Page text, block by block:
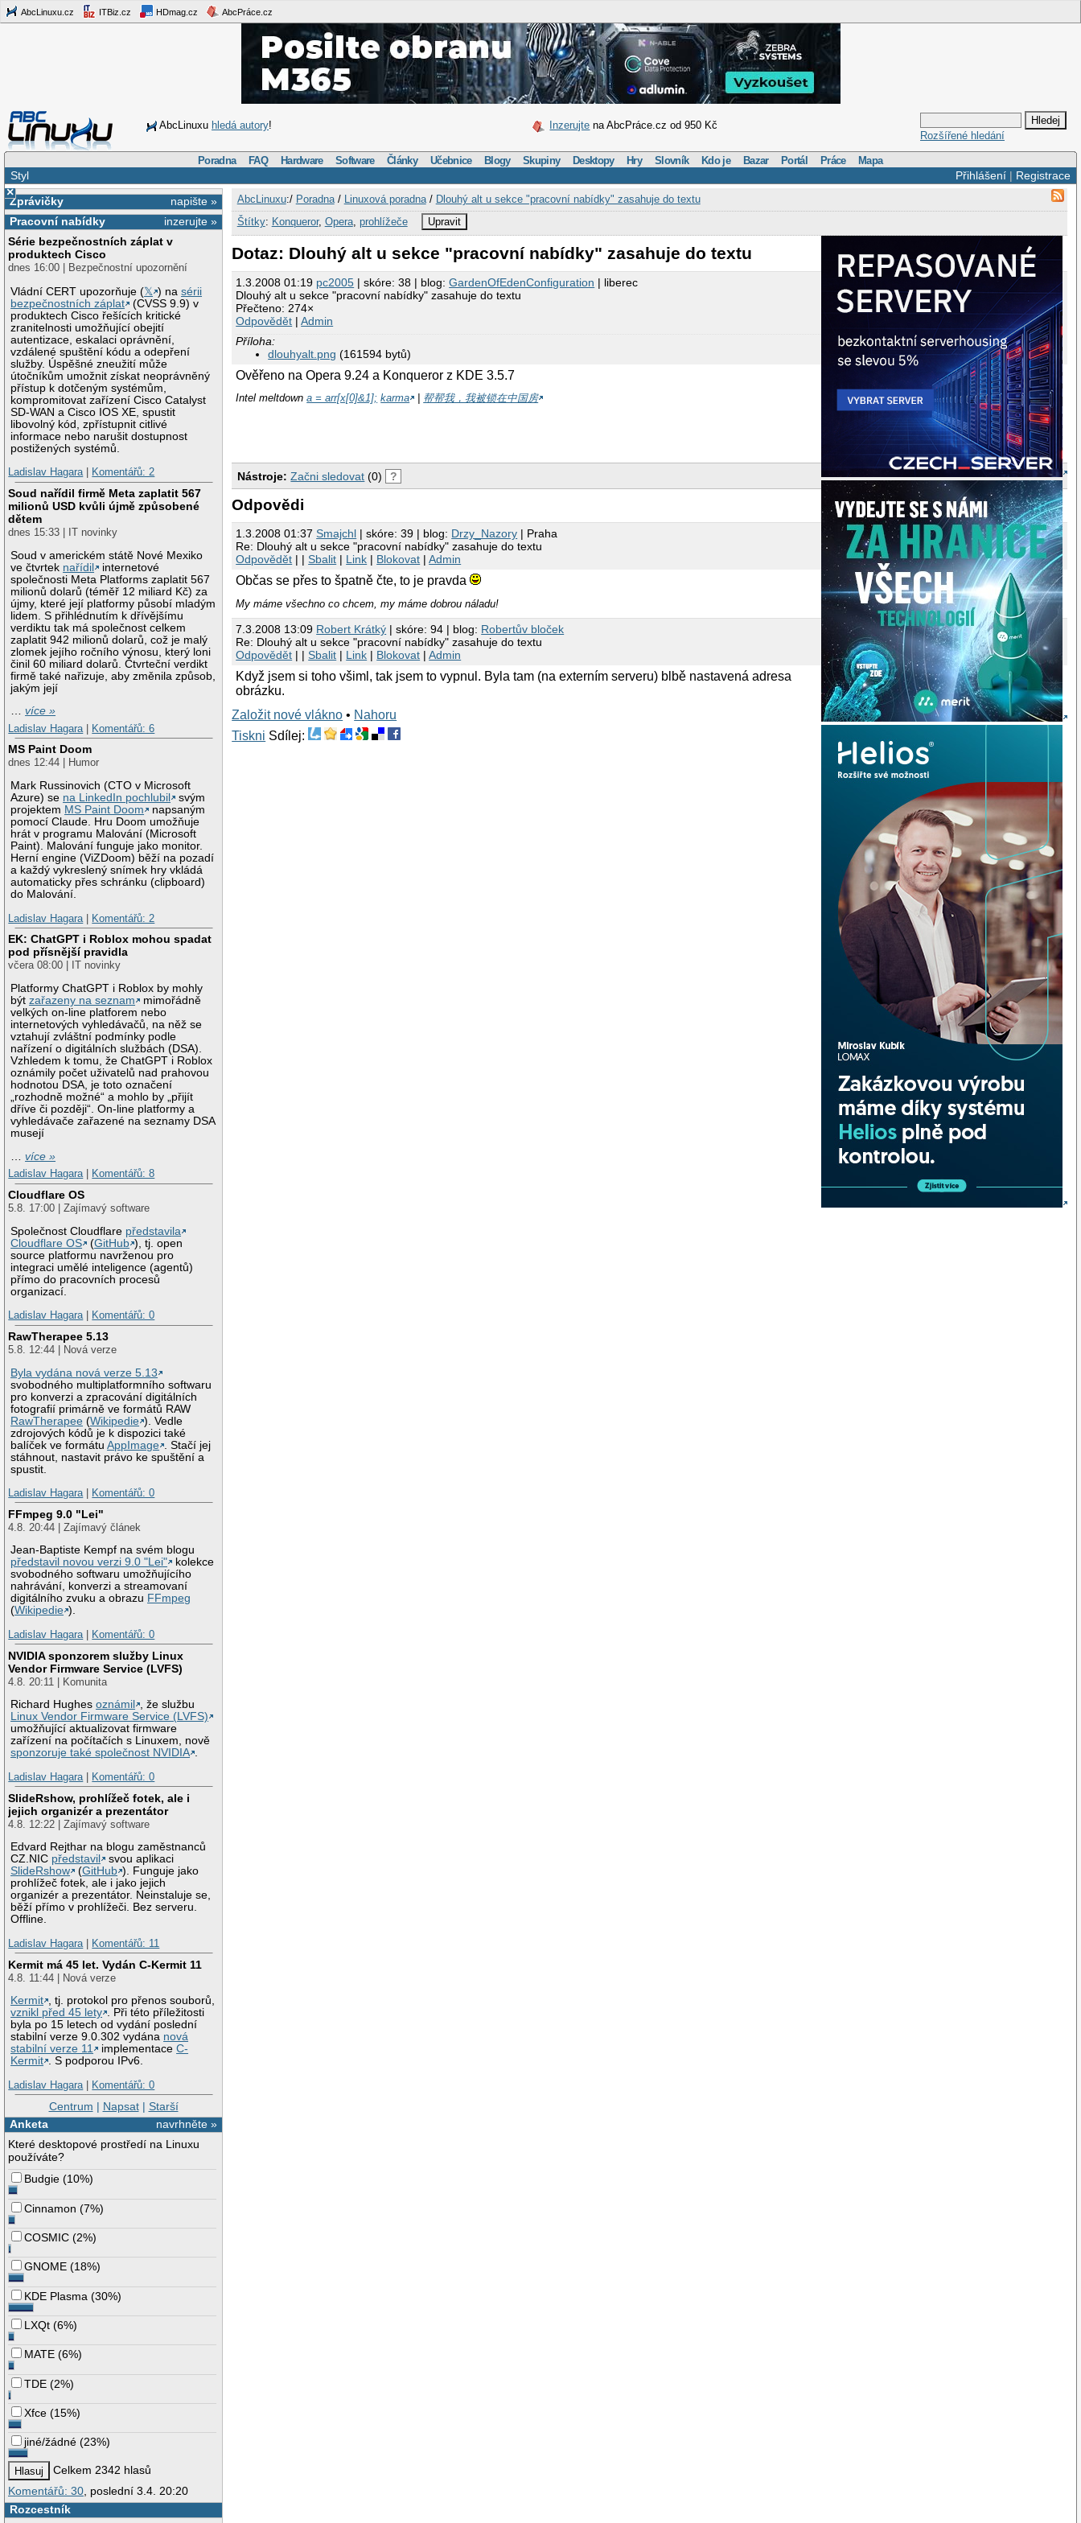
AbcLinuxu.cz ITBiz.cz HDmag.cz AbcPráce.cz
AbcLinuxu hledá autory! Inzerujte na AbcPráce.cz od 950 Kč
Rozšířené hledání
Poradna FAQ Hardware Software Články Učebnice Blogy Skupiny Desktopy Hry Slovník Kdo je Bazar Portál Práce Mapa
Přihlášení| Registrace
Styl
×
napište »
Zprávičky
inzerujte »
Pracovní nabídky
Série bezpečnostních záplat v
produktech Cisco
dnes 16:00 | Bezpečnostní upozornění
Vládní CERT upozorňuje (𝕏 ) nasérii
bezpečnostních záplat
(CVSS 9.9) v
produktech Cisco řešících kritické
zranitelnosti umožňující obejití
autentizace, eskalaci oprávnění,
vzdálené spuštění kódu a odepření
služby. Úspěšné zneužití může
útočníkům umožnit získat neoprávněný
přístup k dotčeným systémům,
kompromitovat zařízení Cisco Catalyst
SD-WAN a Cisco IOS XE, spustit
libovolný kód, zpřístupnit citlivé
informace nebo narušit dostupnost
postižených systémů.
Ladislav Hagara| Komentářů: 2
Soud nařídil firmě Meta zaplatit 567
milionů USD kvůli újmě způsobené
dětem
dnes 15:33 | IT novinky
Soud v americkém státě Nové Mexiko
ve čtvrtek nařídil
internetové
společnosti Meta Platforms zaplatit 567
milionů dolarů (téměř 12 miliard Kč) za
újmy, které její platformy působí mladým
lidem. S přihlédnutím k dřívějšímu
verdiktu tak má společnost celkem
zaplatit 942 milionů dolarů, což je malý
zlomek jejího ročního výnosu, který loni
činil 60 miliard dolarů. Čtvrteční verdikt
firmě také nařizuje, aby změnila způsob,
jakým její
…více »
Ladislav Hagara
Komentářů: 6
MS Paint Doom
dnes 12:44 | Humor
Mark Russinovich (CTO v Microsoft
Azure) se na LinkedIn pochlubil
svým
projektem MS Paint Doom
napsaným
pomocí Claude. Hru Doom umožňuje
hrát v programu Malování (Microsoft
Paint). Malování funguje jako monitor.
Herní engine (ViZDoom) běží na pozadí
a každý vykreslený snímek hry vkládá
automaticky přes schránku (clipboard)
do Malování.
Ladislav Hagara
Komentářů: 2
EK: ChatGPT i Roblox mohou spadat
pod přísnější pravidla
včera 08:00 | IT novinky
Platformy ChatGPT i Roblox by mohly
býtzařazeny na seznam
mimořádně
velkých on-line platforem nebo
internetových vyhledávačů, na něž se
vztahují zvláštní podmínky podle
nařízení o digitálních službách (DSA).
Vzhledem k tomu, že ChatGPT i Roblox
oznámily počet uživatelů nad prahovou
hodnotou DSA, je toto označení
„rozhodně možné“ a mohlo by „přijít
dříve či později“. On-line platformy a
vyhledávače zařazené na seznamy DSA
musejí
…více »
Ladislav Hagara| Komentářů: 8
Cloudflare OS
5.8. 17:00 | Zajímavý software
Společnost Cloudflare představila
Cloudflare OS
(GitHub ), tj. open
source platformu navrženou pro
integraci umělé inteligence (agentů)
přímo do pracovních procesů
organizací.
Ladislav Hagara| Komentářů: 0
RawTherapee 5.13
5.8. 12:44 | Nová verze
Byla vydána nová verze 5.13
svobodného multiplatformního softwaru
pro konverzi a zpracování digitálních
fotografií primárně ve formátů RAW
RawTherapee (Wikipedie ). Vedle
zdrojových kódů je k dispozici také
balíček ve formátuAppImage
. Stačí jej
stáhnout, nastavit právo ke spuštění a
spustit.
Ladislav Hagara| Komentářů: 0
FFmpeg 9.0 "Lei"
4.8. 20:44 | Zajímavý článek
Jean-Baptiste Kempf na svém blogu
představil novou verzi 9.0 "Lei"
kolekce
svobodného softwaru umožňujícího
nahrávání, konverzi a streamovaní
digitálního zvuku a obrazu FFmpeg
(Wikipedie ).
Ladislav Hagara| Komentářů: 0
NVIDIA sponzorem služby Linux
Vendor Firmware Service (LVFS)
4.8. 20:11 | Komunita
Richard Hughesoznámil
, že službu
Linux Vendor Firmware Service (LVFS)
umožňující aktualizovat firmware
zařízení na počítačích s Linuxem, nově
sponzoruje také společnost NVIDIA .
Ladislav Hagara| Komentářů: 0
SlideRshow, prohlížeč fotek, ale i
jejich organizér a prezentátor
4.8. 12:22 | Zajímavý software
Edvard Rejthar na blogu zaměstnanců
CZ.NIC představil
svou aplikaci
SlideRshow
(GitHub ). Funguje jako
prohlížeč fotek, ale i jako jejich
organizér a prezentátor. Neinstaluje se,
běží přímo v prohlížeči. Bez serveru.
Offline.
Ladislav Hagara| Komentářů: 11
Kermit má 45 let. Vydán C-Kermit 11
4.8. 11:44 | Nová verze
Kermit , tj. protokol pro přenos souborů,
vznikl před 45 lety . Při této příležitosti
byla po 15 letech od vydání poslední
stabilní verze 9.0.302 vydána nová
stabilní verze 11
implementaceC-
Kermit . S podporou IPv6.
Ladislav Hagara| Komentářů: 0
Centrum | Napsat| Starší
navrhněte »
Anketa
Které desktopové prostředí na Linuxu
používáte?
Budgie (10%)
Cinnamon (7%)
COSMIC (2%)
GNOME (18%)
KDE Plasma (30%)
LXQt (6%)
MATE (6%)
TDE (2%)
Xfce (15%)
jiné/žádné (23%)
Celkem 2342 hlasů
Komentářů: 30 , poslední 3.4. 20:20
Rozcestník
AbcLinuxu:/ Poradna/ Linuxová poradna/ Dlouhý alt u sekce "pracovní nabídky" zasahuje do textu
Štítky: Konqueror, Opera, prohlížeče Upravit
Dotaz: Dlouhý alt u sekce "pracovní nabídky" zasahuje do textu
1.3.2008 01:19 pc2005 | skóre: 38 | blog:GardenOfEdenConfiguration | liberec
Dlouhý alt u sekce "pracovní nabídky" zasahuje do textu
Přečteno: 274×
Odpovědět |Admin
Příloha:
dlouhyalt.png (161594 bytů)
Ověřeno na Opera 9.24 a Konqueror z KDE 3.5.7
Intel meltdowna = arr[x[0]&1]; karma 帮帮我，我被锁在中国房
Nástroje: Začni sledovat (0) ?
Odpovědi
1.3.2008 01:37Smajchl | skóre: 39 | blog: Drzy_Nazory | Praha
Re: Dlouhý alt u sekce "pracovní nabídky" zasahuje do textu
Odpovědět | |Sbalit | Link | Blokovat |Admin
Občas se přes to špatně čte, to je pravda
My máme všechno co chcem, my máme dobrou náladu!
7.3.2008 13:09 Robert Krátký | skóre: 94 | blog: Robertův bloček
Re: Dlouhý alt u sekce "pracovní nabídky" zasahuje do textu
Odpovědět | |Sbalit | Link | Blokovat |Admin
Když jsem si toho všiml, tak jsem to vypnul. Byla tam (na externím serveru) blbě nastavená adresa
obrázku.
Založit nové vlákno • Nahoru
Tiskni Sdílej: